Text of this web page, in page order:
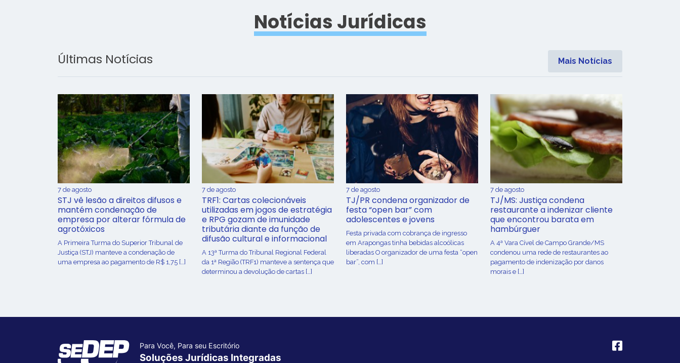
Notícias Jurídicas
Últimas Notícias Mais Notícias
7 de agosto
STJ vê lesão a direitos difusos e
mantém condenação de
empresa por alterar fórmula de
agrotóxicos
​A Primeira Turma do Superior Tribunal de
Justiça (STJ) manteve a condenação de
uma empresa ao pagamento de R$ 1,75 […]
7 de agosto
TRF1: Cartas colecionáveis
utilizadas em jogos de estratégia
e RPG gozam de imunidade
tributária diante da função de
difusão cultural e informacional
A 13ª Turma do Tribunal Regional Federal
da 1ª Região (TRF1) manteve a sentença que
determinou a devolução de cartas […]
7 de agosto
TJ/PR condena organizador de
festa “open bar” com
adolescentes e jovens
Festa privada com cobrança de ingresso
em Arapongas tinha bebidas alcoólicas
liberadas O organizador de uma festa “open
bar”, com […]
7 de agosto
TJ/MS: Justiça condena
restaurante a indenizar cliente
que encontrou barata em
hambúrguer
A 4ª Vara Cível de Campo Grande/MS
condenou uma rede de restaurantes ao
pagamento de indenização por danos
morais e […]
Para Você, Para seu Escritório
Soluções Jurídicas Integradas